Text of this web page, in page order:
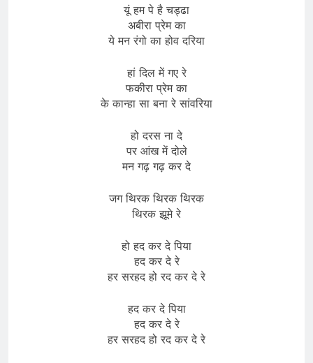
यूं हम पे है चड्ढा
अबीरा प्रेम का
ये मन रंगो का होव दरिया
हां दिल में गए रे
फकीरा प्रेम का
के कान्हा सा बना रे सांवरिया
हो दरस ना दे
पर आंख में दोले
मन गढ़ गढ़ कर दे
जग थिरक थिरक थिरक
थिरक झूमे रे
हो हद कर दे पिया
हद कर दे रे
हर सरहद हो रद कर दे रे
हद कर दे पिया
हद कर दे रे
हर सरहद हो रद कर दे रे